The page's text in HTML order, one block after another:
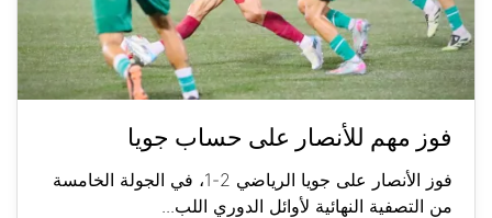
فوز مهم للأنصار على حساب جويا
فوز الأنصار على جويا الرياضي 2-1، في الجولة الخامسة
من التصفية النهائية لأوائل الدوري اللب...